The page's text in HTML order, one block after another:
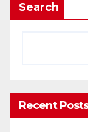
Search
Recent